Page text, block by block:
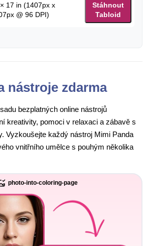
17 in (1407px x
@ 96 DPI)
Stáhnout
Tabloid
nástroje zdarma
bezplatných online nástrojů
kreativity, pomoci v relaxaci a zábavě s
Vyzkoušejte každý nástroj Mimi Panda
vnitřního umělce s pouhým několika
photo-into-coloring-page